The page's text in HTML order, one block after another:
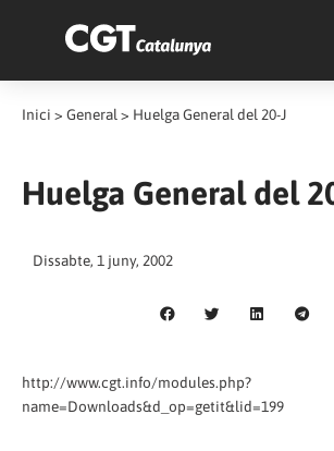
Inici > General > Huelga General del 20-J
Huelga General del
Dissabte, 1 juny, 2002
http://www.cgt.info/modules.php?
name=Downloads&d_op=getit&lid=199